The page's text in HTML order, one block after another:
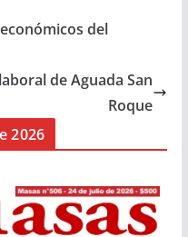
del
de Aguada San
Roque
2026